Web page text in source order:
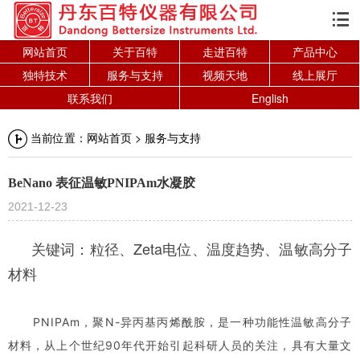

网站首页 关于百特 走进百特
产品中心
独特技术
服务与支持 视频天地
线上展厅
联系我们
English
当前位置： 网站首页 > 服务与支持
BeNano 表征温敏PNIPAm水凝胶
2021-12-23
关键词：粒径、Zeta电位、温度趋势、温敏高分子
材料
PNIPAm，聚N-异丙基丙烯酰胺，是一种功能性温敏高分子
材料，从上个世纪90年代开始引起科研人员的关注，具有大量文